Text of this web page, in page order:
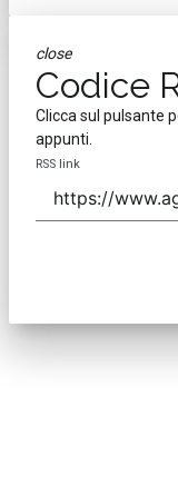
close
Codice
Clicca sul pulsante
appunti.
RSS link